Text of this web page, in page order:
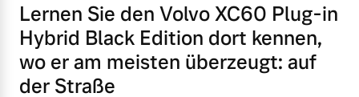
Lernen Sie den Volvo XC60 Plug-in
Hybrid Black Edition dort kennen,
wo er am meisten überzeugt: auf
der Straße